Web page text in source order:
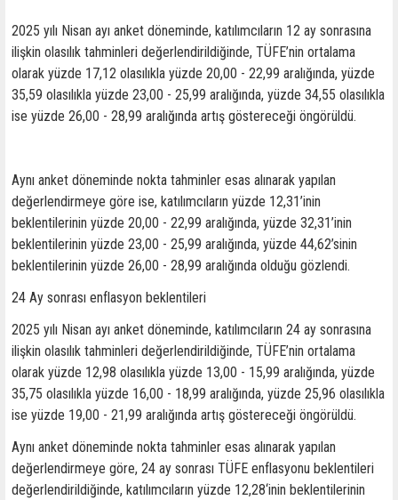
2025 yılı Nisan ayı anket döneminde, katılımcıların 12 ay sonrasına
ilişkin olasılık tahminleri değerlendirildiğinde, TÜFE’nin ortalama
olarak yüzde 17,12 olasılıkla yüzde 20,00 - 22,99 aralığında, yüzde
35,59 olasılıkla yüzde 23,00 - 25,99 aralığında, yüzde 34,55 olasılıkla
ise yüzde 26,00 - 28,99 aralığında artış göstereceği öngörüldü.
Aynı anket döneminde nokta tahminler esas alınarak yapılan
değerlendirmeye göre ise, katılımcıların yüzde 12,31’inin
beklentilerinin yüzde 20,00 - 22,99 aralığında, yüzde 32,31’inin
beklentilerinin yüzde 23,00 - 25,99 aralığında, yüzde 44,62’sinin
beklentilerinin yüzde 26,00 - 28,99 aralığında olduğu gözlendi.
24 Ay sonrası enflasyon beklentileri
2025 yılı Nisan ayı anket döneminde, katılımcıların 24 ay sonrasına
ilişkin olasılık tahminleri değerlendirildiğinde, TÜFE’nin ortalama
olarak yüzde 12,98 olasılıkla yüzde 13,00 - 15,99 aralığında, yüzde
35,75 olasılıkla yüzde 16,00 - 18,99 aralığında, yüzde 25,96 olasılıkla
ise yüzde 19,00 - 21,99 aralığında artış göstereceği öngörüldü.
Aynı anket döneminde nokta tahminler esas alınarak yapılan
değerlendirmeye göre, 24 ay sonrası TÜFE enflasyonu beklentileri
değerlendirildiğinde, katılımcıların yüzde 12,28‘inin beklentilerinin